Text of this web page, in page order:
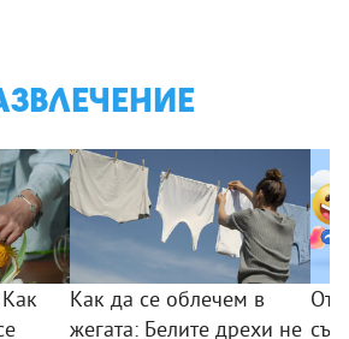
Как да се облечем в
жегата: Белите дрехи не
От